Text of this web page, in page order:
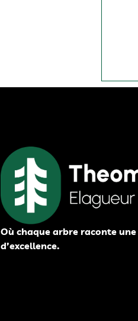
Où chaque arbre raconte
d’excellence.